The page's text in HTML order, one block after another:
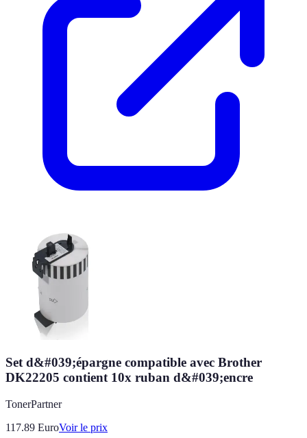
Set d&#039;épargne compatible avec Brother
DK22205 contient 10x ruban d&#039;encre
TonerPartner
117.89 EuroVoir le prix